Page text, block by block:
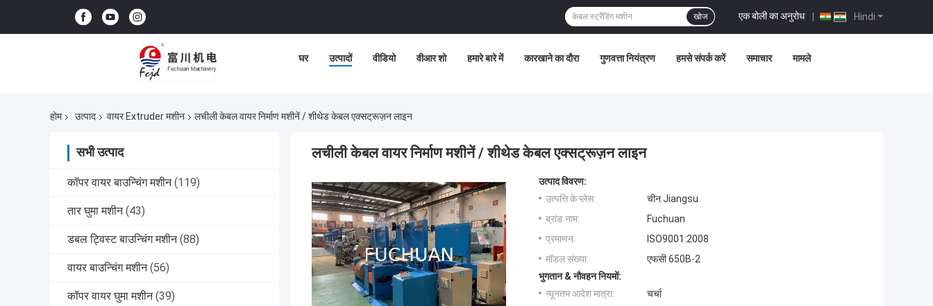
Hindi
एक बोली का अनुरोध |
खोज
घर उत्पादों वीडियो वीआर शो हमारे बारे में कारखाने का दौरा गुणवत्ता नियंत्रण हमसे संपर्क करें समाचार मामले
होम उत्पाद वायर Extruder मशीन लचीली केबल वायर निर्माण मशीनें / शीथेड केबल एक्सट्रूज़न लाइन
सभी उत्पाद
कॉपर वायर बाउन्चिंग मशीन (119)
तार घुमा मशीन (43)
डबल ट्विस्ट बाउन्चिंग मशीन (88)
वायर बाउन्चिंग मशीन (56)
कॉपर वायर घुमा मशीन (39)
लचीली केबल वायर निर्माण मशीनें / शीथेड केबल एक्सट्रूज़न लाइन
उत्पाद विवरण:
उत्पत्ति के प्लेस:
चीन Jiangsu
ब्रांड नाम:
Fuchuan
प्रमाणन:
ISO9001:2008
मॉडल संख्या:
एफसी 650B-2
भुगतान & नौवहन नियमों:
न्यूनतम आदेश मात्रा:
चर्चा